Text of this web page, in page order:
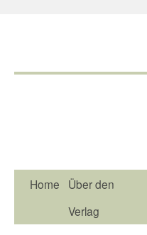
Home
Über den
Verlag